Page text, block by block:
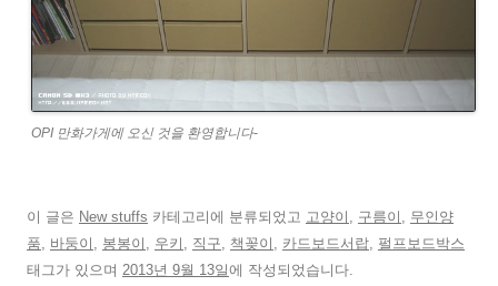
OPI 만화가게에 오신 것을 환영합니다-
이 글은 New stuffs 카테고리에 분류되었고 고양이 구름이
무인양
품
바둥이 봉봉이 우키 직구 책꽂이 카드보드서랍 펄프보드박스
태그가 있으며 2013년 9월 13일에 작성되었습니다.